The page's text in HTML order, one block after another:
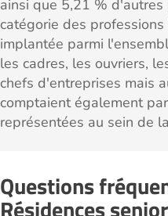
ainsi que 5,21 % d'autres
catégorie des
implantée parmi
les cadres, les ouvriers,
chefs d'entreprises mais
comptaient également
représentées au sein de
Questions